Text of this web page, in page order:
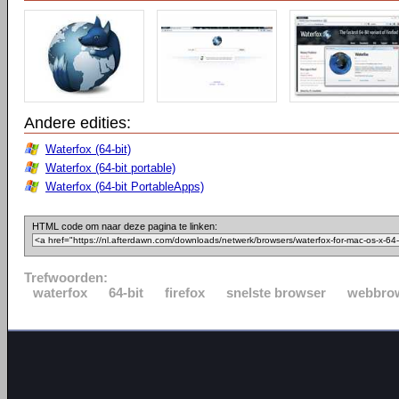
Andere edities:
Waterfox (64-bit)
Waterfox (64-bit portable)
Waterfox (64-bit PortableApps)
HTML code om naar deze pagina te linken:
Trefwoorden:
waterfox
64-bit firefox snelste browser